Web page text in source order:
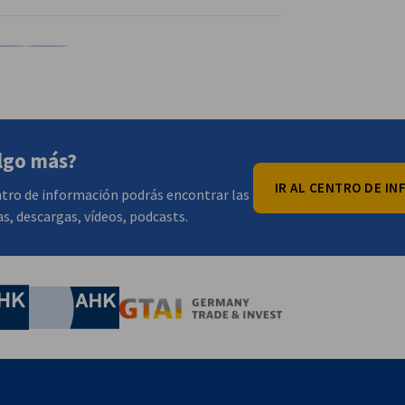
más?
de información podrás encontrar las
descargas, vídeos, podcasts.
IR AL CENTRO DE
of Commerce and Industry
Chamber of Commerce and Industry
AHK.de